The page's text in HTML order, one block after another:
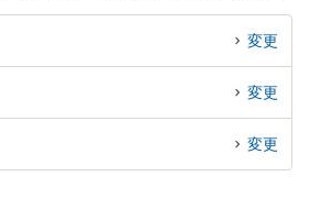
応のトラブル解決の実績豊富な近くの弁護士を
おすすめです。
変更
変更
変更